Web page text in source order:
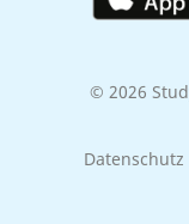
© 2026
Datenschutz